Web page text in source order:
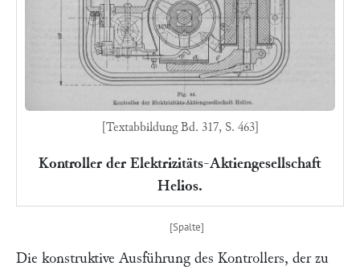
[Textabbildung Bd. 317, S. 463]
Kontroller der Elektrizitäts-Aktiengesellschaft
Helios.
Die konstruktive Ausführung des Kontrollers, der zu